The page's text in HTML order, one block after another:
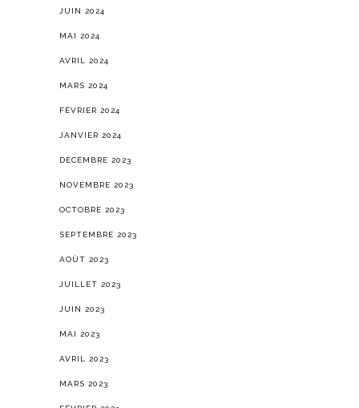
JUIN 2024
MAI 2024
AVRIL 2024
MARS 2024
FÉVRIER 2024
JANVIER 2024
DÉCEMBRE 2023
NOVEMBRE 2023
OCTOBRE 2023
SEPTEMBRE 2023
AOÛT 2023
JUILLET 2023
JUIN 2023
MAI 2023
AVRIL 2023
MARS 2023